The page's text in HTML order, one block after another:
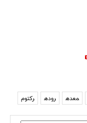
معده روده رکتوم